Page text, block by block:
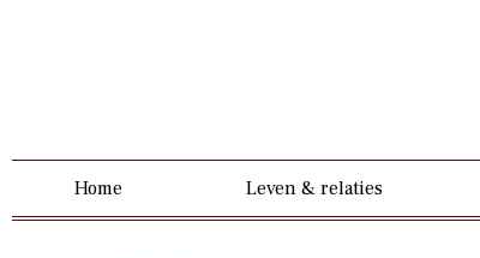
Home Leven & relaties